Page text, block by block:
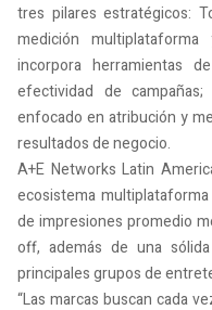
tres pilares estratégicos:
medición multiplataforma
incorpora herramientas
efectividad de
enfocado en atribución y
resultados de negocio.
A+E Networks Latin
ecosistema
de impresiones promedio
off, además de una
principales grupos de
“Las marcas buscan cada